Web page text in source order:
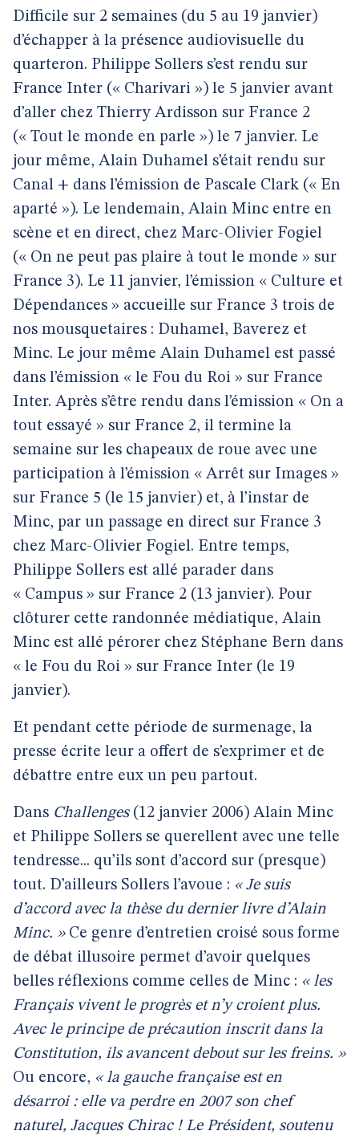
Difficile sur 2 semaines (du 5 au 19 janvier)
d’échapper à la présence audiovisuelle du
quarteron. Philippe Sollers s’est rendu sur
France Inter (« Charivari ») le 5 janvier avant
d’aller chez Thierry Ardisson sur France 2
(« Tout le monde en parle ») le 7 janvier. Le
jour même, Alain Duhamel s’était rendu sur
Canal + dans l’émission de Pascale Clark (« En
aparté »). Le lendemain, Alain Minc entre en
scène et en direct, chez Marc-Olivier Fogiel
(« On ne peut pas plaire à tout le monde » sur
France 3). Le 11 janvier, l’émission « Culture et
Dépendances » accueille sur France 3 trois de
nos mousquetaires : Duhamel, Baverez et
Minc. Le jour même Alain Duhamel est passé
dans l’émission « le Fou du Roi » sur France
Inter. Après s’être rendu dans l’émission « On a
tout essayé » sur France 2, il termine la
semaine sur les chapeaux de roue avec une
participation à l’émission « Arrêt sur Images »
sur France 5 (le 15 janvier) et, à l’instar de
Minc, par un passage en direct sur France 3
chez Marc-Olivier Fogiel. Entre temps,
Philippe Sollers est allé parader dans
« Campus » sur France 2 (13 janvier). Pour
clôturer cette randonnée médiatique, Alain
Minc est allé pérorer chez Stéphane Bern dans
« le Fou du Roi » sur France Inter (le 19
janvier).
Et pendant cette période de surmenage, la
presse écrite leur a offert de s’exprimer et de
débattre entre eux un peu partout.
Dans Challenges(12 janvier 2006) Alain Minc
et Philippe Sollers se querellent avec une telle
tendresse... qu’ils sont d’accord sur (presque)
tout. D’ailleurs Sollers l’avoue : « Je suis
d’accord avec la thèse du dernier livre d’Alain
Minc. »Ce genre d’entretien croisé sous forme
de débat illusoire permet d’avoir quelques
belles réflexions comme celles de Minc : « les
Français vivent le progrès et n’y croient plus.
Avec le principe de précaution inscrit dans la
Constitution, ils avancent debout sur les freins. »
Ou encore, « la gauche française est en
désarroi : elle va perdre en 2007 son chef
naturel, Jacques Chirac ! Le Président, soutenu